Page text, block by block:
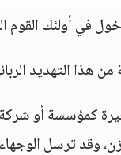
في أولئك القوم
هذا التهديد
كمؤسسة أو
وقد ترسل الوجهاء